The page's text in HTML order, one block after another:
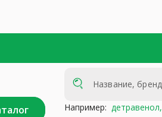
Например: детравенол,